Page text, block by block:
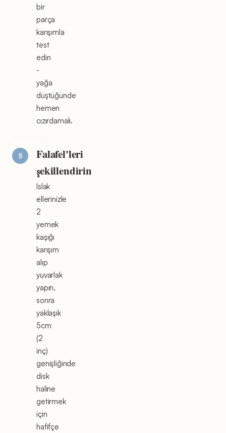
bir
parça
karışımla
test
edin
-
yağa
düştüğünde
hemen
cızırdamalı.
Falafel'leri
şekillendirin
Islak
ellerinizle
2
yemek
kaşığı
karışım
alıp
yuvarlak
yapın,
sonra
yaklaşık
5cm
(2
inç)
genişliğinde
disk
haline
getirmek
için
hafifçe